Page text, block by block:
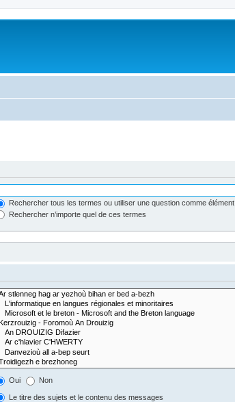
Rechercher tous les termes ou utiliser une question comme élément
Rechercher n’importe quel de ces termes
Oui Non
Le titre des sujets et le contenu des messages